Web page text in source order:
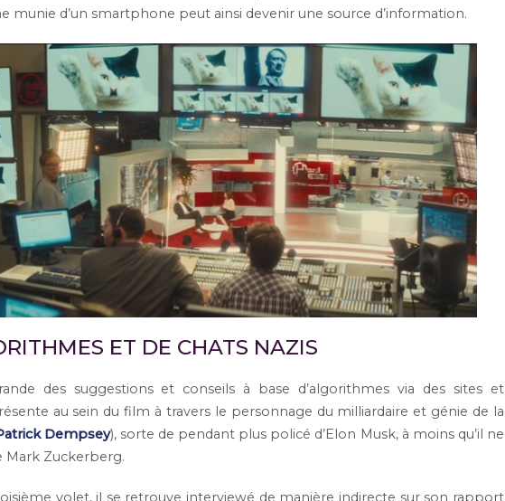
munie d’un smartphone peut ainsi devenir une source d’information.
ET DE CHATS NAZIS
des suggestions et conseils à base d’algorithmes via des sites et
au sein du film à travers le personnage du milliardaire et génie de la
Dempsey), sorte de pendant plus policé d’Elon Musk, à moins qu’il ne
Mark Zuckerberg.
volet, il se retrouve interviewé de manière indirecte sur son rapport